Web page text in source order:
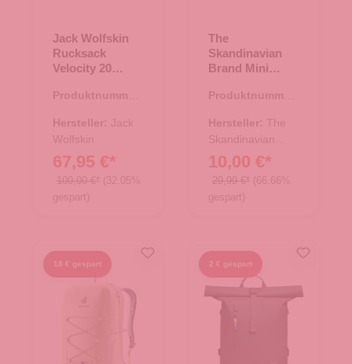
Jack Wolfskin
Rucksack
Velocity 20
Produktnummer:
Hersteller: Jack
Wolfskin
67,95 €*
100,00 €* (32.05%
gespart)
The
Skandinavian
Brand Mini
- blau
Produktnummer:
Hersteller: The
Skandinavian
Brand
10,00 €*
29,99 €* (66.66%
gespart)
18 € gespart 2 € gespart